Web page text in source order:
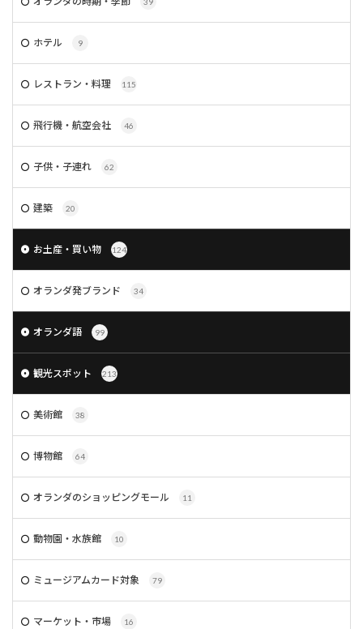
ホテル 9
レストラン・料理 115
飛行機・航空会社 46
子供・子連れ 62
建築 20
お土産・買い物 124
オランダ発ブランド 34
オランダ語 99
観光スポット 213
美術館 38
博物館 64
オランダのショッピングモール 11
動物園・水族館 10
ミュージアムカード対象 79
マーケット・市場 16